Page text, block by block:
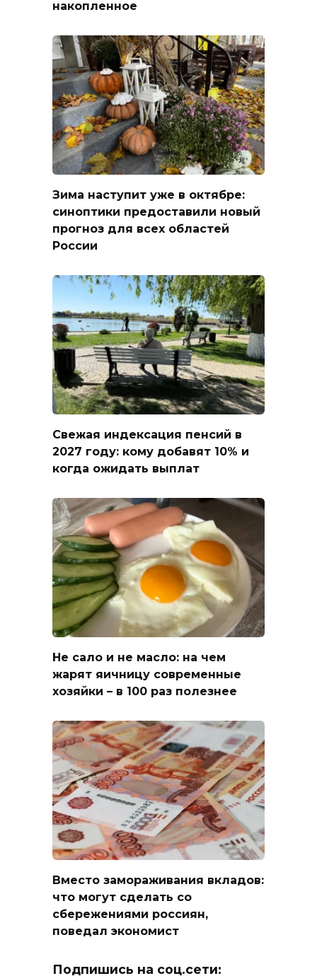
накопленное
Зима наступит уже в октябре:
синоптики предоставили новый
прогноз для всех областей
России
Свежая индексация пенсий в
2027 году: кому добавят 10% и
когда ожидать выплат
Не сало и не масло: на чем
жарят яичницу современные
хозяйки – в 100 раз полезнее
Вместо замораживания вкладов:
что могут сделать со
сбережениями россиян,
поведал экономист
Подпишись на соц.сети: